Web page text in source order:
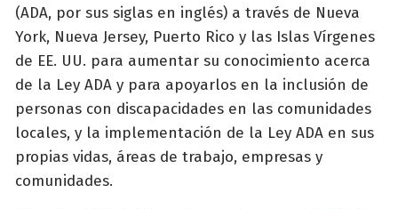
(ADA, por sus siglas en inglés) a través de Nueva
York, Nueva Jersey, Puerto Rico y las Islas Vírgenes
de EE. UU. para aumentar su conocimiento acerca
de la Ley ADA y para apoyarlos en la inclusión de
personas con discapacidades en las comunidades
locales, y la implementación de la Ley ADA en sus
propias vidas, áreas de trabajo, empresas y
comunidades.